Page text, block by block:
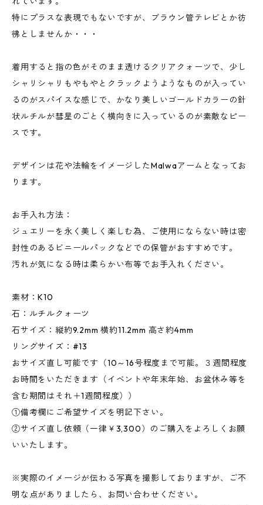
特にプラスな表現でもないですが、ブラウン管テレビとか彷
彿としませんか・・・
着用すると指の色がそのまま透けるクリアクォーツで、少し
シャリシャリもやもやとクラックようようなものが入ってい
るのがスパイスな感じで、かなり美しいゴールドカラーの針
状ルチルが彗星のごとく横向きに入っているのが素敵なピー
スです。
デザインは花や法輪をイメージしたMalwaアームとなってお
ります。
お手入れ方法：
ジュエリーを永く美しく楽しむ為、ご使用にならない時は密
封性のあるビニールパックなどでの保管がおすすめです。
汚れが気になる時は柔らかい布等でお手入れください。
素材：K10
石：ルチルクォーツ
石サイズ：縦約9.2mm 横約11.2mm 高さ約4mm
リングサイズ：#13
おサイズ直し可能です（10～16号程度まで可能。３週間程度
お時間をいただきます（イベントや年末年始、お盆休み等を
含む期間はそれ＋1週間程度））
①備考欄にご希望サイズを明記下さい。
②サイズ直し依頼（一律￥3,300）のご購入をよろしくお願
いいたします。
※実際のイメージが伝わる写真を撮影しておりますが、ご不
明な点がありましたら、お問い合わせください。